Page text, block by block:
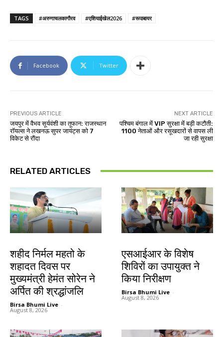
TAGS #अरुणाचलकागौरव #एशियाईखेल2026 #रूपाबायर
Facebook Twitter
PREVIOUS ARTICLE
जयपुर में वैभव सूर्यवंशी का तूफान: राजस्थान
रॉयल्स ने लखनऊ सुपर जायंट्स को 7
विकेट से रौंदा
NEXT ARTICLE
पश्चिम बंगाल में VIP सुरक्षा में बड़ी कटौती:
1100 नेताओं और रसूखदारों से वापस ली
जा रही सुरक्षा
RELATED ARTICLES
शहीद निर्मल महतो के
शहादत दिवस पर
मुख्यमंत्री हेमंत सोरेन ने
अर्पित की श्रद्धांजलि
Birsa Bhumi Live -
August 8, 2026
एसआईआर के विशेष
शिविरों का उपायुक्त ने
किया निरीक्षण
Birsa Bhumi Live -
August 8, 2026